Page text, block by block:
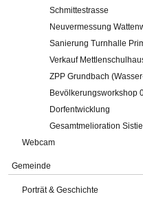
ImpressumSchmittestrasse
Neuvermessung
Sanierung Turnhalle
Verkauf
ZPP Grundbach
Bevölkerungsworkshop
Dorfentwicklung
Gesamtmelioration
Webcam
Gemeinde
Porträt & Geschichte